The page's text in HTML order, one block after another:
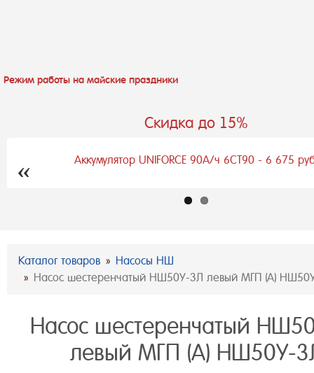
Режим работы на майские праздники
Скидка до 15%
Аккумулятор UNIFORCE 90А/ч 6СТ90 - 6 675
Каталог товаров
Насосы НШ
Насос шестеренчатый НШ50У-3Л левый МГП (А)
Насос шестеренчатый
левый МГП (А) НШ50У-